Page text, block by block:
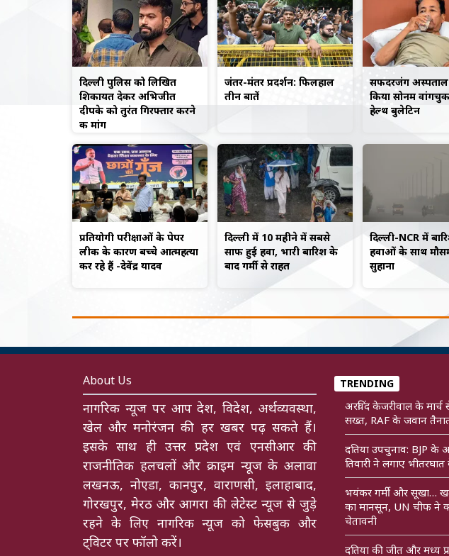
दिल्ली पुलिस को लिखित
शिकायत देकर अभिजीत
दीपके को तुरंत गिरफ्तार करने
की मांग
जंतर-मंतर प्रदर्शन: फिलहाल
तीन बातें
सफदरजंग अस्पताल
किया सोनम
हेल्थ बुलेटिन
प्रतियोगी परीक्षाओं के पेपर
लीक के कारण बच्चे आत्महत्या
कर रहे हैं -देवेंद्र यादव
दिल्ली में 10 महीने में सबसे
साफ हुई हवा, भारी बारिश के
बाद गर्मी से राहत
दिल्ली-NCR में
हवाओं के साथ
सुहाना
About Us
नागरिक न्यूज पर आप देश, विदेश, अर्थव्यवस्था,
खेल और मनोरंजन की हर खबर पढ़ सकते हैं।
इसके साथ ही उत्तर प्रदेश एवं एनसीआर की
राजनीतिक हलचलों और क्राइम न्यूज के अलावा
लखनऊ, नोएडा, कानपुर, वाराणसी, इलाहाबाद,
गोरखपुर, मेरठ और आगरा की लेटेस्ट न्यूज से जुड़े
रहने के लिए नागरिक न्यूज को फेसबुक और
ट्विटर पर फॉलो करें।
TRENDING
अरविंद केजरीवाल के मार्च
सख्त, RAF के जवान
दतिया उपचुनाव: BJP के
तिवारी ने लगाए
भयंकर गर्मी और सूखा…
का मानसून, UN चीफ ने
चेतावनी
दतिया की जीत और मध्य